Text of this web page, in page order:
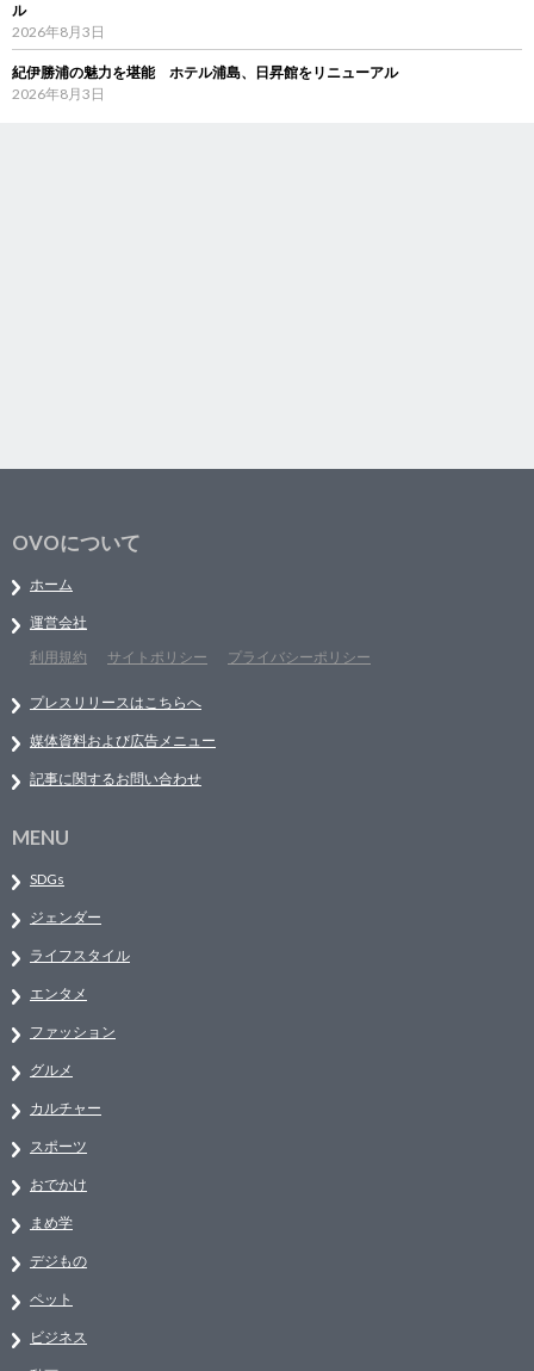
ル
2026年8月3日
紀伊勝浦の魅力を堪能 ホテル浦島、日昇館をリニューアル
2026年8月3日
OVOについて
ホーム
運営会社
利用規約
サイトポリシー プライバシーポリシー
プレスリリースはこちらへ
媒体資料および広告メニュー
記事に関するお問い合わせ
MENU
SDGs
ジェンダー
ライフスタイル
エンタメ
ファッション
グルメ
カルチャー
スポーツ
おでかけ
まめ学
デジもの
ペット
ビジネス